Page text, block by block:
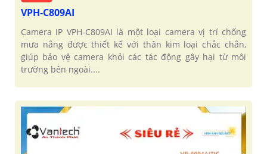
VPH-C809AI
Camera IP VPH-C809AI là một loại camera vị trí chống
mưa nắng được thiết kế với thân kim loại chắc chắn,
giúp bảo vệ camera khỏi các tác động gây hại từ môi
trường bên ngoài....